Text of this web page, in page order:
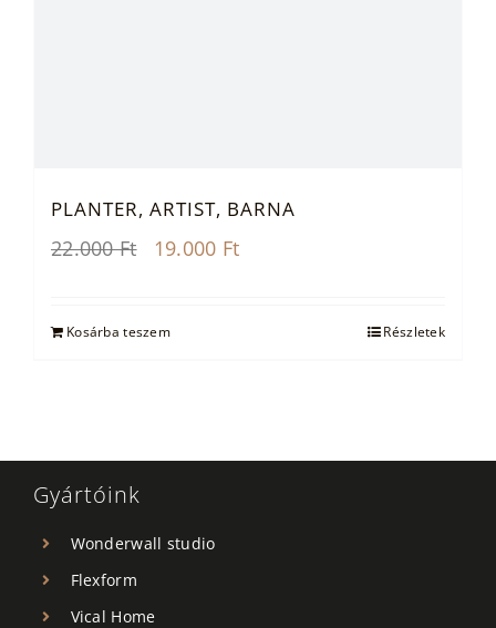
PLANTER, ARTIST, BARNA
22.000Ft
Original
22.000 Ft.
19.000 Ft
Kosárba teszem Részletek
Gyártóink
Wonderwall studio
Flexform
Vical Home